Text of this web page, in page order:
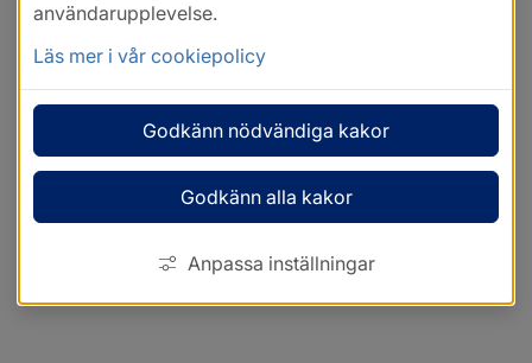
användarupplevelse.
Läs mer i vår cookiepolicy
Godkänn nödvändiga kakor
Godkänn alla kakor
Anpassa inställningar